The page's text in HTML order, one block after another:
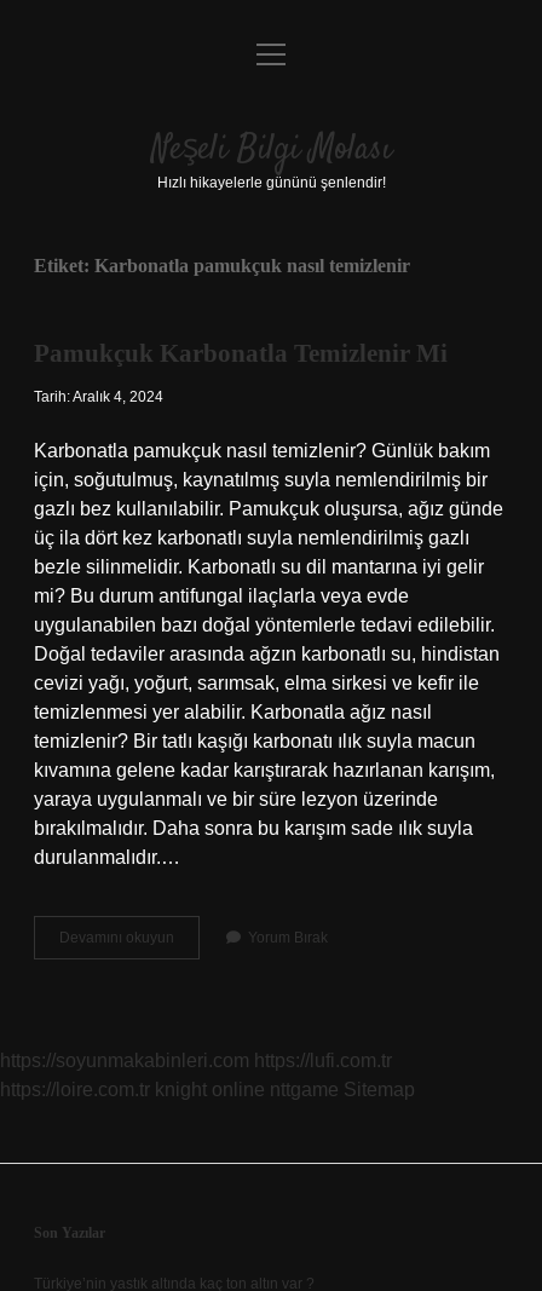
Anasayfa
Yasal Uyarı
menüyü
Neşeli Bilgi Molası
Hızlı hikayelerle gününü şenlendir!
Etiket: Karbonatla pamukçuk nasıl temizlenir
Pamukçuk Karbonatla Temizlenir Mi
Tarih: Aralık 4, 2024
Karbonatla pamukçuk nasıl temizlenir? Günlük bakım
için, soğutulmuş, kaynatılmış suyla nemlendirilmiş bir
gazlı bez kullanılabilir. Pamukçuk oluşursa, ağız günde
üç ila dört kez karbonatlı suyla nemlendirilmiş gazlı
bezle silinmelidir. Karbonatlı su dil mantarına iyi gelir
mi? Bu durum antifungal ilaçlarla veya evde
uygulanabilen bazı doğal yöntemlerle tedavi edilebilir.
Doğal tedaviler arasında ağzın karbonatlı su, hindistan
cevizi yağı, yoğurt, sarımsak, elma sirkesi ve kefir ile
temizlenmesi yer alabilir. Karbonatla ağız nasıl
temizlenir? Bir tatlı kaşığı karbonatı ılık suyla macun
kıvamına gelene kadar karıştırarak hazırlanan karışım,
yaraya uygulanmalı ve bir süre lezyon üzerinde
bırakılmalıdır. Daha sonra bu karışım sade ılık suyla
durulanmalıdır.…
Devamını okuyun Pamukçuk
Karbonatla
Yorum Bırak
https://soyunmakabinleri.com https://lufi.com.tr
https://loire.com.tr knight online nttgame Sitemap
Sidebar
Son Yazılar
Türkiye’nin yastık altında kaç ton altın var ?